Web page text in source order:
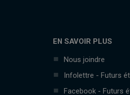
EN SAVOIR PLUS
Nous joindre
Infolettre - Futurs
Facebook - Futurs